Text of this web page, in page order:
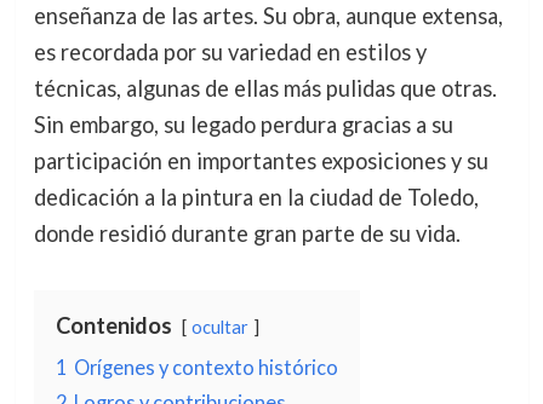
enseñanza de las artes. Su obra, aunque extensa,
es recordada por su variedad en estilos y
técnicas, algunas de ellas más pulidas que otras.
Sin embargo, su legado perdura gracias a su
participación en importantes exposiciones y su
dedicación a la pintura en la ciudad de Toledo,
donde residió durante gran parte de su vida.
Contenidos ocultar
1 Orígenes y contexto histórico